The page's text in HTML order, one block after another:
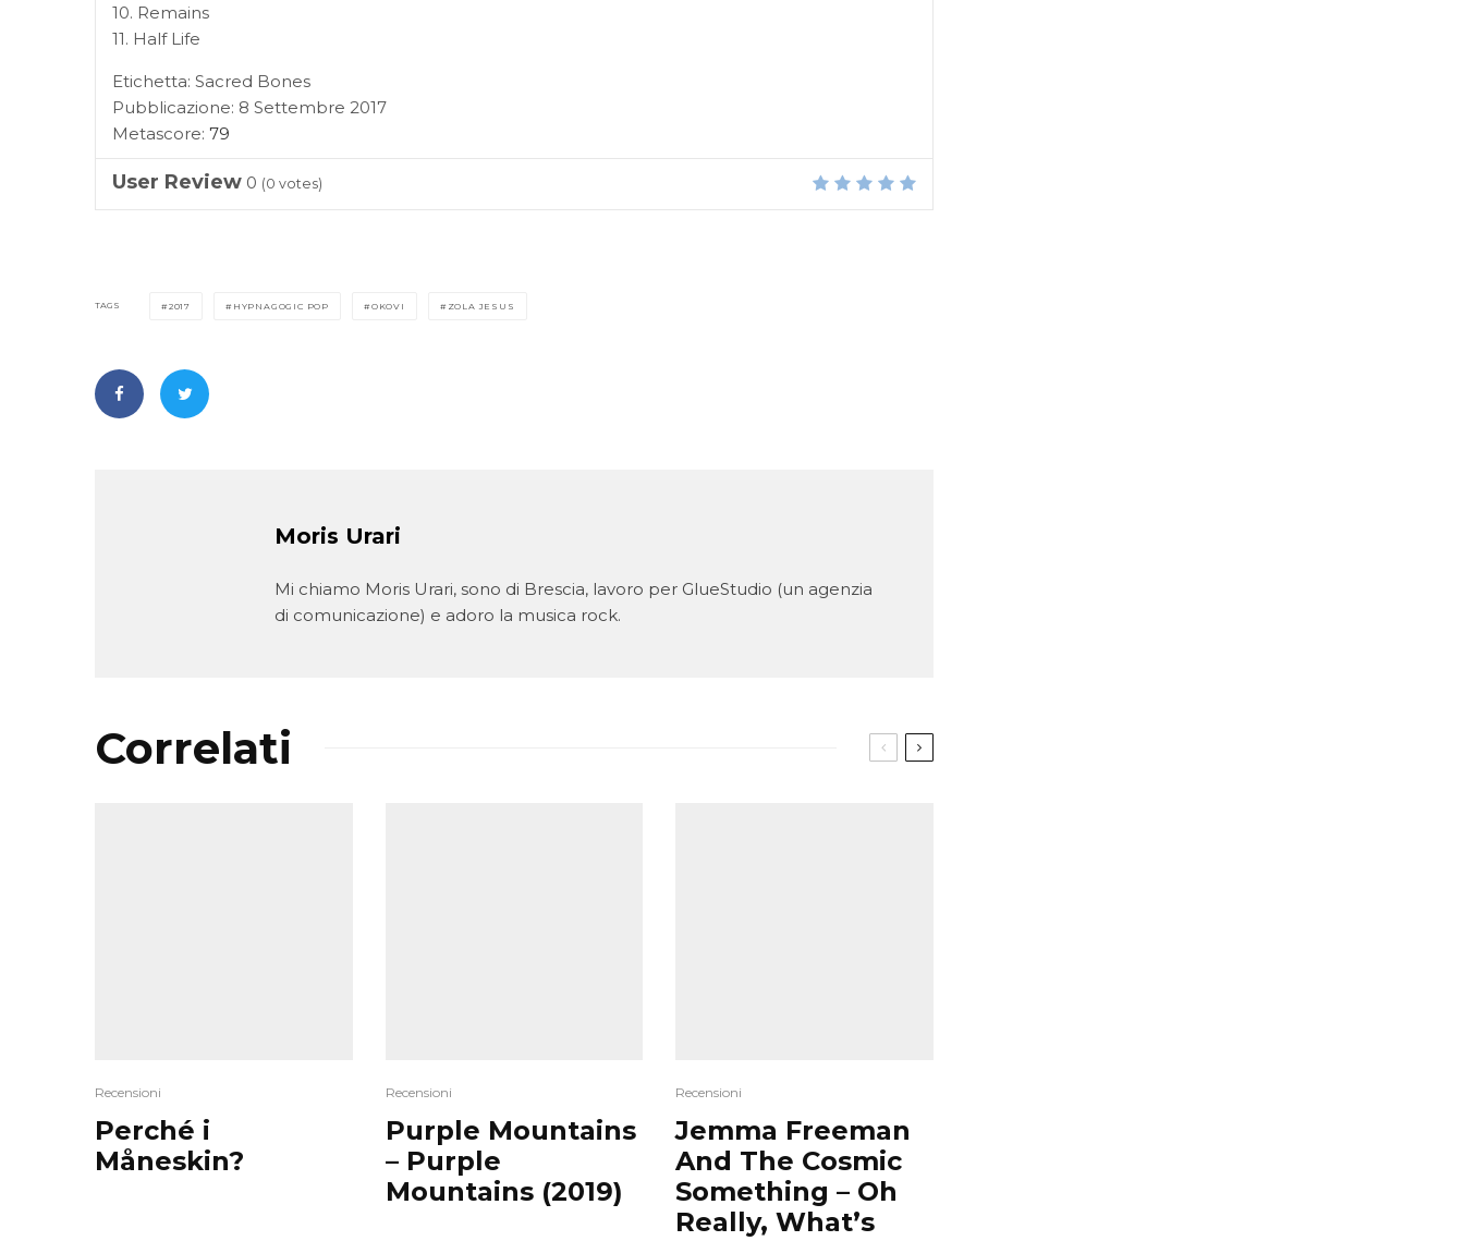
10. Remains
11. Half Life
Etichetta: Sacred Bones
Pubblicazione: 8 Settembre 2017
Metascore: 79
User Review 0 (0 votes)
TAGS 2017 HYPNAGOGIC POP OKOVI ZOLA JESUS
Moris Urari
Mi chiamo Moris Urari, sono di Brescia, lavoro per GlueStudio (un agenzia
di comunicazione) e adoro la musica rock.
Correlati
Recensioni
Perché i
Måneskin?
Recensioni
Purple Mountains
– Purple
Mountains (2019)
Recensioni
Jemma Freeman
And The Cosmic
Something – Oh
Really, What’s